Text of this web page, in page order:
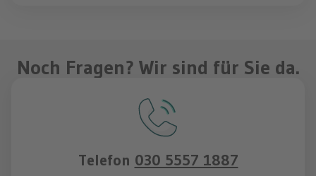
Noch Fragen? Wir sind für Sie da.
Telefon 030 5557 1887